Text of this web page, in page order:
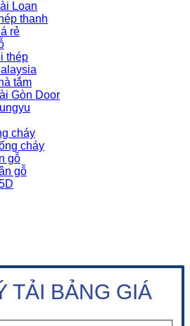
Loan
thanh
rẻ
thép
tắm
Gòn Door
cháy
cháy
gỗ
gỗ
TẢI BẢNG GIÁ